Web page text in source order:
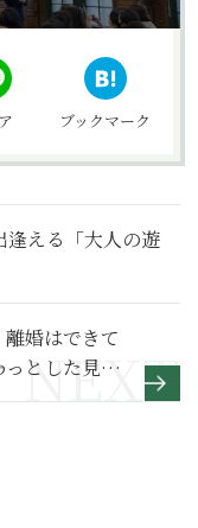
ブックマーク
逢える「大人の遊
離婚はできて
っとした見通